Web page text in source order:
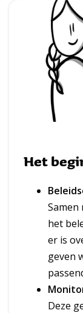
Het
het
er is
geven
Deze